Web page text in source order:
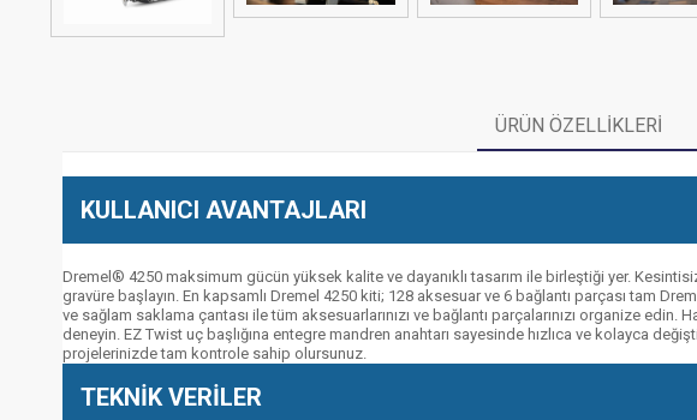
ÜRÜN ÖZELLIKLERI
KULLANICI AVANTAJLARI
Dremel® 4250 maksimum gücün yüksek kalite ve dayanıklı tasarım ile birleştiği yer.
gravüre başlayın. En kapsamlı Dremel 4250 kiti; 128 aksesuar ve 6 bağlantı parçası tam
ve sağlam saklama çantası ile tüm aksesuarlarınızı ve bağlantı parçalarınızı organize
deneyin. EZ Twist uç başlığına entegre mandren anahtarı sayesinde hızlıca ve kolayca
projelerinizde tam kontrole sahip olursunuz.
TEKNİK VERİLER